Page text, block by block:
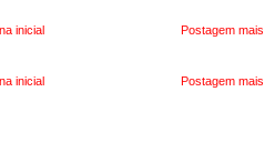
Postagem
inicial
Postagem
inicial